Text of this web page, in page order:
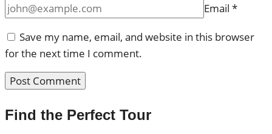
Email *
Save my name, email, and website in this browser
for the next time I comment.
Find the Perfect Tour